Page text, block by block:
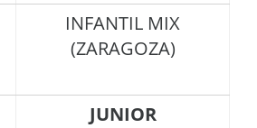
INFANTIL MIX
(ZARAGOZA)
JUNIOR